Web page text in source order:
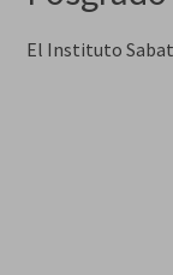
El Instituto